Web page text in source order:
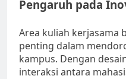
Pengaruh pada
Area kuliah kerjasama
penting dalam
kampus. Dengan
interaksi antara